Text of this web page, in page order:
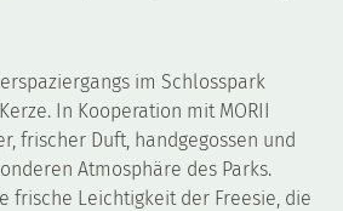
im Schlosspark
In Kooperation mit MORII
frischer Duft, handgegossen und
Atmosphäre des Parks.
frische Leichtigkeit der Freesie, die